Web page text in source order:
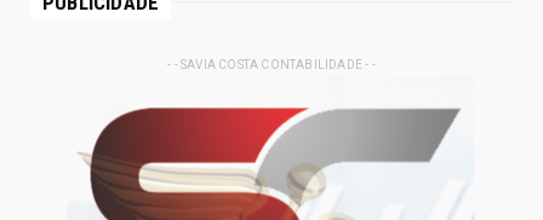
- - SAVIA COSTA CONTABILIDADE - -